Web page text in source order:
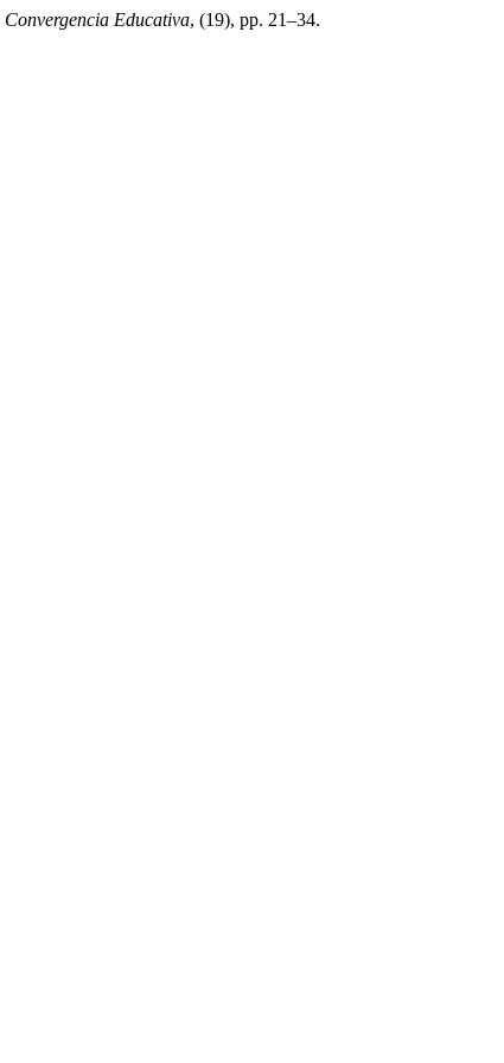
Convergencia Educativa, (19), pp. 21–34.